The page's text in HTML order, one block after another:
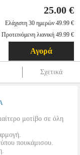
25.00 €
Ελάχιστη 30 ημερών 49.99 €
Προτεινόμενη λιανική 49.99 €
Αγορά
Σχετικά
μοτίβο σε όλη
πουκάμισου.